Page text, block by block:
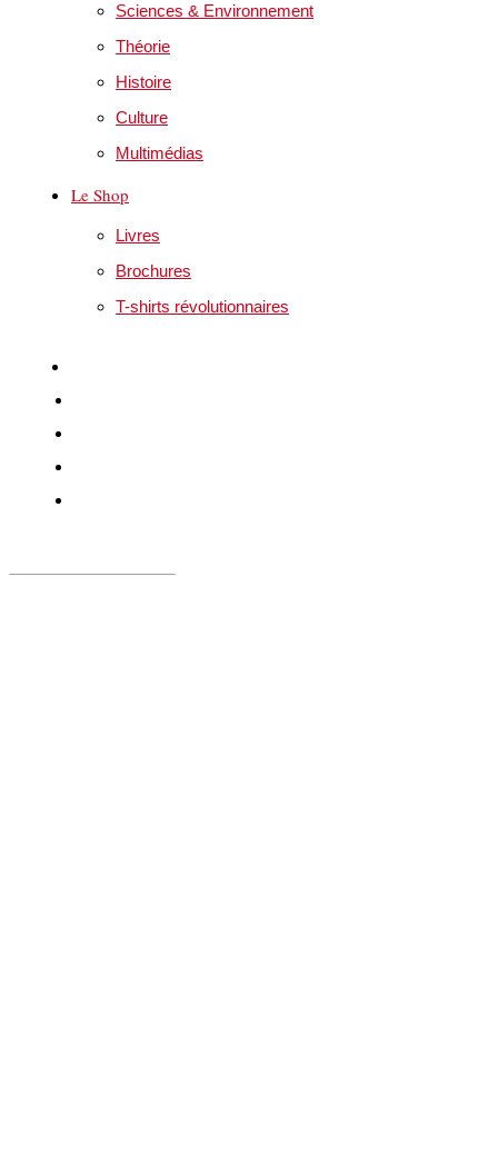
Sciences & Environnement
Théorie
Histoire
Culture
Multimédias
Le Shop
Livres
Brochures
T-shirts révolutionnaires